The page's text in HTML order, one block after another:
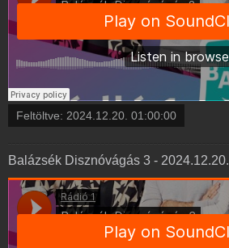
Feltöltve: 2024.12.20. 01:00:00
Balázsék Disznóvágás 3 - 2024.12.20.